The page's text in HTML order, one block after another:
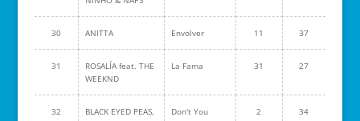
30 ANITTA Envolver 11 37
31
ROSALÍA feat. THE
WEEKND
La Fama 31 27
32
BLACK EYED PEAS,
Don't You
2 34